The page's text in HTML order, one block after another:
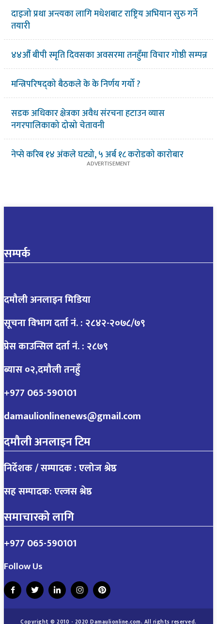
दाइजो प्रथा अन्त्यका लागि मधेशबाट राष्ट्रिय अभियान सुरु गर्ने
तयारी
४४औँ बीपी स्मृति दिवसका अवसरमा तनहुँमा विचार गोष्ठी सम्पन्न
मन्त्रिपरिषद्को बैठकले के के निर्णय गर्यो ?
सडक अधिकार क्षेत्रका अवैध संरचना हटाउन व्यास
नगरपालिकाको दोस्रो चेतावनी
नेप्से करिब १४ अंकले घट्यो, ५ अर्ब १८ करोडको कारोबार
सम्पर्क
दमौली अनलाइन मिडिया
सूचना विभाग दर्ता नं. : २८४२-२०७८/७९
प्रेस काउन्सिल दर्ता नं. : २८७९
ब्यास ०२,दमौली तनहुँ
+977 065-590101
damaulionlinenews@gmail.com
दमौली अनलाइन टिम
निर्देशक / सम्पादक : एलोज श्रेष्ठ
सह सम्पादक: एल्जस श्रेष्ठ
समाचारको लागि
+977 065-590101
Follow Us
Copyright © 2010 - 2020 Damaulionline.com. All rights reserved.